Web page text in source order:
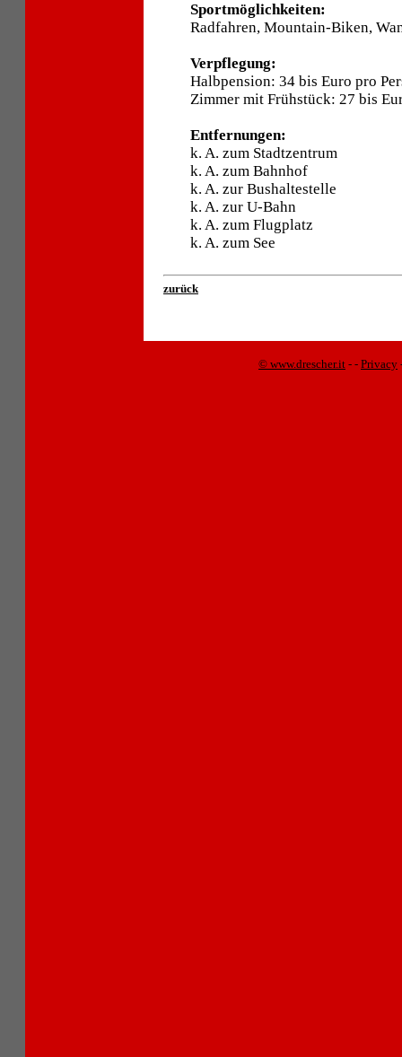
Sportmöglichkeiten:
Radfahren, Mountain-Biken,
Verpflegung:
Halbpension: 34 bis Euro pro
Zimmer mit Frühstück: 27 bis
Entfernungen:
k. A. zum Stadtzentrum
k. A. zum Bahnhof
k. A. zur Bushaltestelle
k. A. zur U-Bahn
k. A. zum Flugplatz
k. A. zum See
zurück
© www.drescher.it - - Privacy